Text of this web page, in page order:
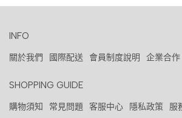
INFO
關於我們 國際配送 會員制度說明 企業合作
SHOPPING GUIDE
購物須知 常見問題 客服中心 隱私政策 服